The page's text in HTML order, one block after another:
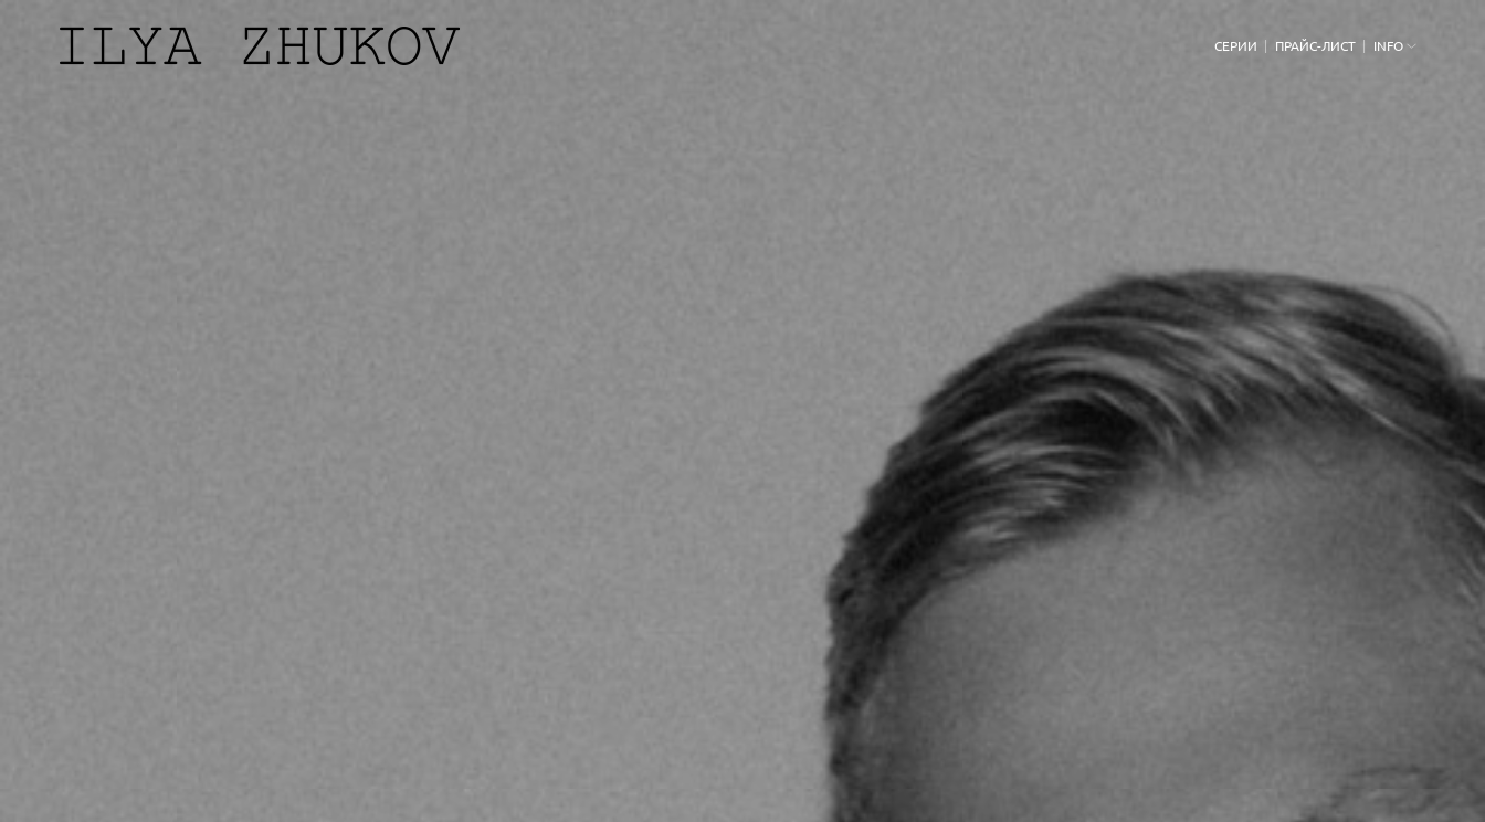
СЕРИИ ПРАЙС-ЛИСТ INFO